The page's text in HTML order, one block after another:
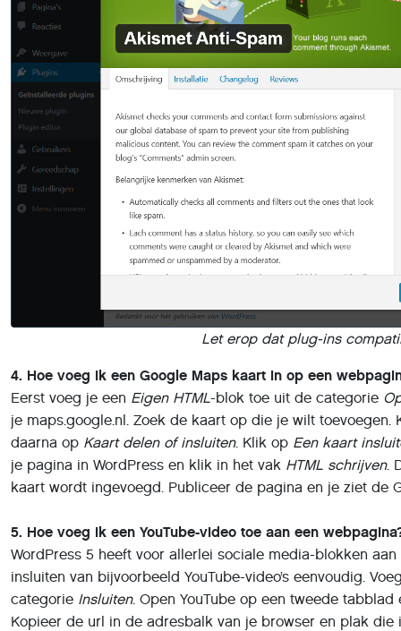
Let erop dat plug-ins
4. Hoe voeg ik een Google Maps kaart in op een
Eerst voeg je een Eigen HTML-blok toe uit de categorie
je maps.google.nl. Zoek de kaart op die je wilt
daarna op Kaart delen of insluiten. Klik op Een kaart
je pagina in WordPress en klik in het vak HTML schrijven.
kaart wordt ingevoegd. Publiceer de pagina en je ziet de
5. Hoe voeg ik een YouTube-video toe aan een
WordPress 5 heeft voor allerlei sociale media-blokken
insluiten van bijvoorbeeld YouTube-video’s eenvoudig.
categorie Insluiten. Open YouTube op een tweede
Kopieer de url in de adresbalk van je browser en plak